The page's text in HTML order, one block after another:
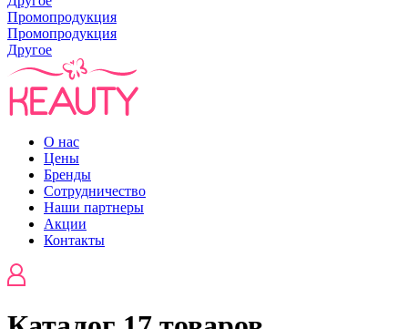
Промопродукция
Промопродукция
Другое
О нас
Цены
Бренды
Сотрудничество
Наши партнеры
Акции
Контакты